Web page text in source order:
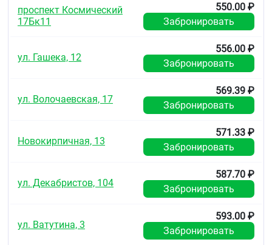
проспект Космический
17Бк11
550.00 ₽
Забронировать
ул. Гашека, 12
556.00 ₽
Забронировать
ул. Волочаевская, 17
569.39 ₽
Забронировать
Новокирпичная, 13
571.33 ₽
Забронировать
ул. Декабристов, 104
587.70 ₽
Забронировать
ул. Ватутина, 3
593.00 ₽
Забронировать